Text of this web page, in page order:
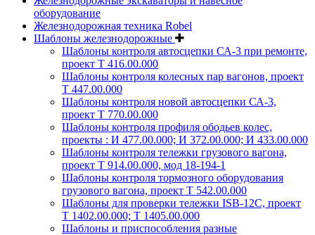
оборудование
Железнодорожная техника Robel
Шаблоны железнодорожные
Шаблоны контроля автосцепки СА-3 при ремонте,
проект Т 416.00.000
Шаблоны контроля колесных пар вагонов, проект
Т 447.00.000
Шаблоны контроля новой автосцепки СА-3,
проект Т 770.00.000
Шаблоны контроля профиля ободьев колес,
проекты : И 477.00.000; И 372.00.000; И 433.00.000
Шаблоны контроля тележки грузового вагона,
проект Т 914.00.000, мод 18-194-1
Шаблоны контроля тормозного оборудования
грузового вагона, проект Т 542.00.000
Шаблоны для проверки тележки ISB-12C, проект
Т 1402.00.000; Т 1405.00.000
Шаблоны и приспособления разные